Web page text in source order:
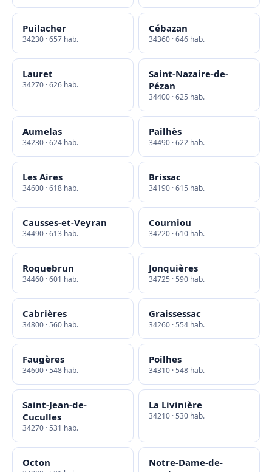
Puilacher
34230 · 657 hab.
Cébazan
34360 · 646 hab.
Lauret
34270 · 626 hab.
Saint-Nazaire-de-
Pézan
34400 · 625 hab.
Aumelas
34230 · 624 hab.
Pailhès
34490 · 622 hab.
Les Aires
34600 · 618 hab.
Brissac
34190 · 615 hab.
Causses-et-Veyran
34490 · 613 hab.
Courniou
34220 · 610 hab.
Roquebrun
34460 · 601 hab.
Jonquières
34725 · 590 hab.
Cabrières
34800 · 560 hab.
Graissessac
34260 · 554 hab.
Faugères
34600 · 548 hab.
Poilhes
34310 · 548 hab.
Saint-Jean-de-
Cuculles
34270 · 531 hab.
La Livinière
34210 · 530 hab.
Octon
Notre-Dame-de-